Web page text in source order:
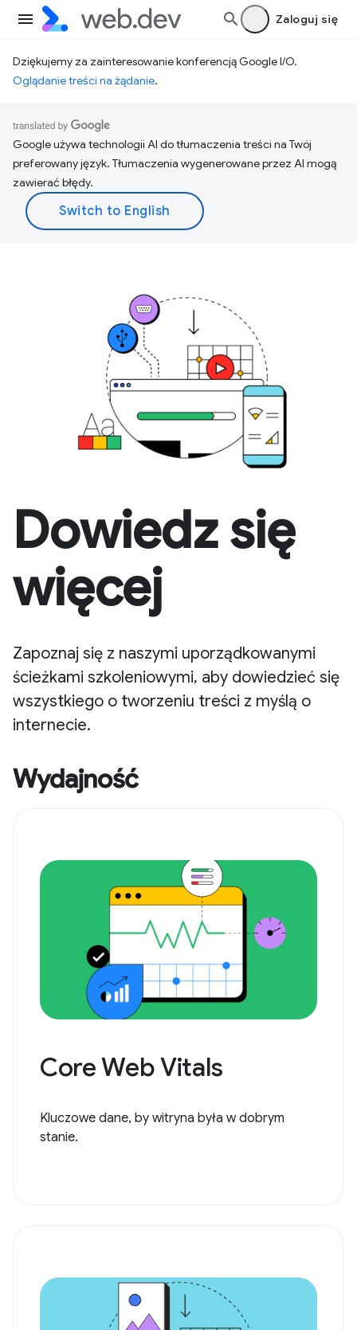
Zaloguj się
Dziękujemy za zainteresowanie konferencją Google I/O.
Oglądanie treści na żądanie.
Google używa technologii AI do tłumaczenia treści na Twój
preferowany język. Tłumaczenia wygenerowane przez AI mogą
zawierać błędy.
Dowiedz się
więcej
Zapoznaj się z naszymi uporządkowanymi
ścieżkami szkoleniowymi, aby dowiedzieć się
wszystkiego o tworzeniu treści z myślą o
internecie.
Wydajność
Core Web Vitals
Kluczowe dane, by witryna była w dobrym
stanie.